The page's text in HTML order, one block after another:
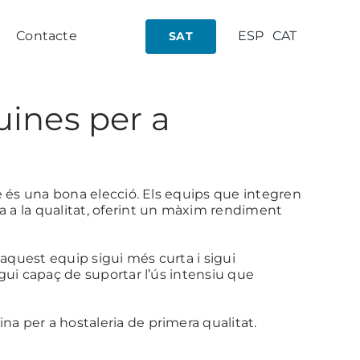
Contacte SAT ESP CAT
per a
una bona elecció. Els equips que integren
a la qualitat, oferint un màxim rendiment
equip sigui més curta i sigui
capaç de suportar l’ús intensiu que
per a hostaleria de primera qualitat.